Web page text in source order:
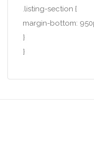
.listing-section {
margin-bottom:
}
}